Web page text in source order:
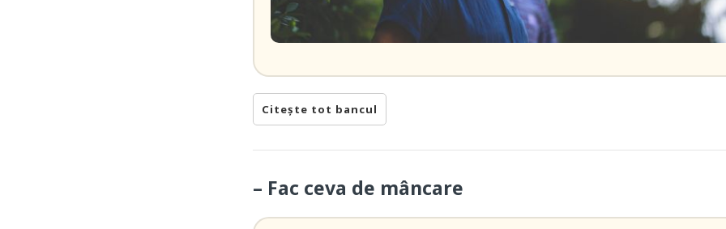
Citește tot bancul
– Fac ceva de mâncare